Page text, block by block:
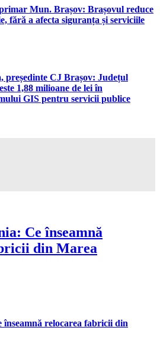
Mun. Brașov: Brașovul reduce
fără a afecta siguranța și serviciile
președinte CJ Brașov: Județul
1,88 milioane de lei în
GIS pentru servicii publice
Ce înseamnă
din Marea
înseamnă relocarea fabricii din